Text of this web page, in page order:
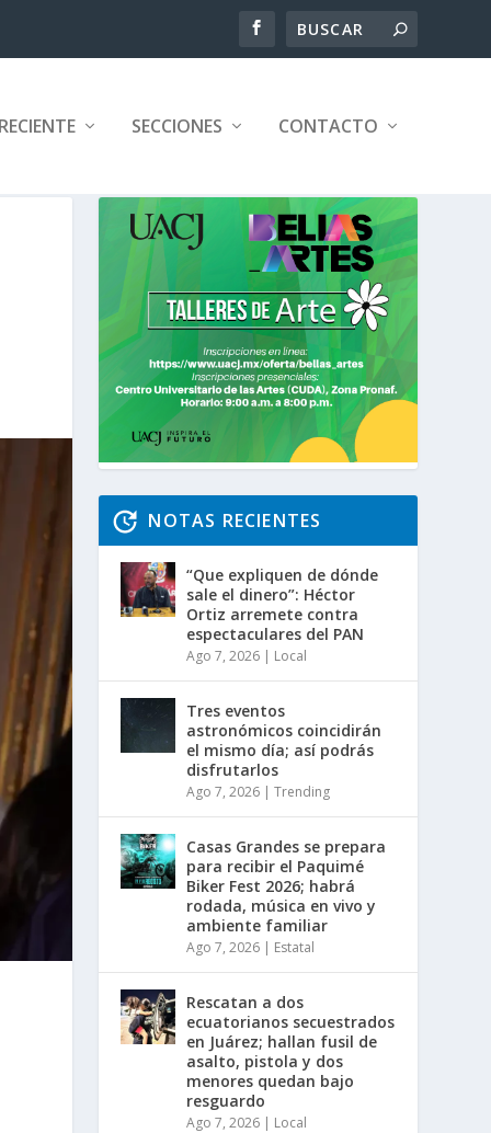
SECCIONES CONTACTO
NOTAS RECIENTES
“Que expliquen de dónde
sale el dinero”: Héctor
Ortiz arremete contra
espectaculares del PAN
Ago 7, 2026 | Local
Tres eventos
astronómicos coincidirán
el mismo día; así podrás
disfrutarlos
Ago 7, 2026 |Trending
Casas Grandes se prepara
para recibir el Paquimé
Biker Fest 2026; habrá
rodada, música en vivo y
ambiente familiar
Ago 7, 2026 | Estatal
Rescatan a dos
ecuatorianos secuestrados
en Juárez; hallan fusil de
asalto, pistola y dos
menores quedan bajo
resguardo
Ago 7, 2026 | Local